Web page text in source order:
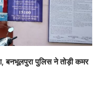
बनभूलपुरा पुलिस ने तोड़ी कमर